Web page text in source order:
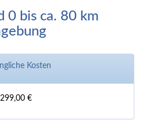
0 bis ca. 80 km
Kosten
€